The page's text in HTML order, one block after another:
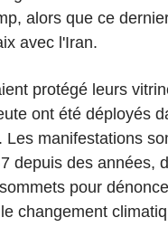
alors que ce
avec l'Iran.
protégé leurs
ont été déployés
manifestations
depuis des années,
pour
changement